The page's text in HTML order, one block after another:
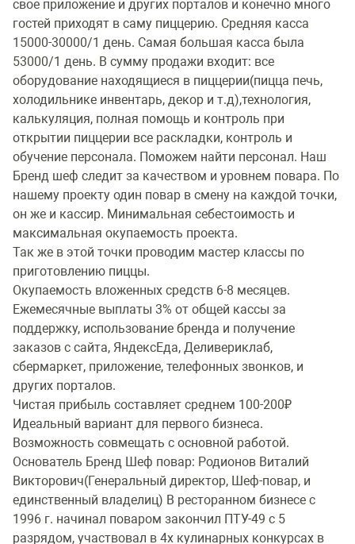
свое приложение и других порталов и конечно много
гостей приходят в саму пиццерию. Средняя касса
15000-30000/1 день. Самая большая касса была
53000/1 день. В сумму продажи входит: все
оборудование находящиеся в пиццерии(пицца печь,
холодильнике инвентарь, декор и т.д),технология,
калькуляция, полная помощь и контроль при
открытии пиццерии все раскладки, контроль и
обучение персонала. Поможем найти персонал. Наш
Бренд шеф следит за качеством и уровнем повара. По
нашему проекту один повар в смену на каждой точки,
он же и кассир. Минимальная себестоимость и
максимальная окупаемость проекта.
Так же в этой точки проводим мастер классы по
приготовлению пиццы.
Окупаемость вложенных средств 6-8 месяцев.
Ежемесячные выплаты 3% от общей кассы за
поддержку, использование бренда и получение
заказов с сайта, ЯндексЕда, Деливериклаб,
сбермаркет, приложение, телефонных звонков, и
других порталов.
Чистая прибыль составляет среднем 100-200₽
Идеальный вариант для первого бизнеса.
Возможность совмещать с основной работой.
Основатель Бренд Шеф повар: Родионов Виталий
Викторович(Генеральный директор, Шеф-повар, и
единственный владелиц) В ресторанном бизнесе с
1996 г. начинал поваром закончил ПТУ-49 с 5
разрядом, участвовал в 4х кулинарных конкурсах в